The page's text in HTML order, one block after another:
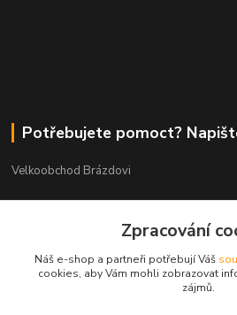
Potřebujete pomoct?
Velkoobchod Brázdovi
+420 602 565 661
brazdovi@svicky-kameny.cz
Zpracování
Náš e-shop a partneři potřebují Váš
cookies, aby Vám mohli zobrazovat
zájmů.